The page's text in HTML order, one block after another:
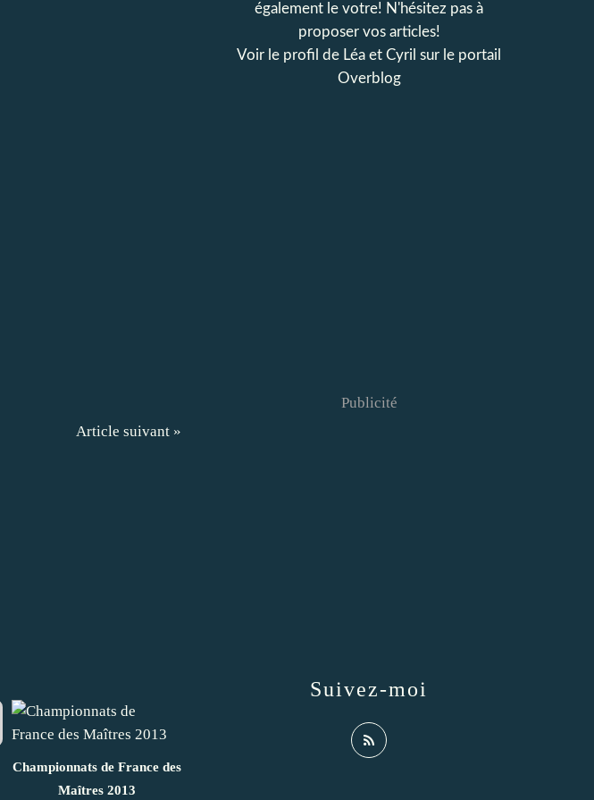
Article suivant »
Championnats de France des
Maîtres 2013
également le votre! N'hésitez pas à
proposer vos articles!
Voir le profil de Léa et Cyril sur le portail
Overblog
Suivez-moi
Publicité